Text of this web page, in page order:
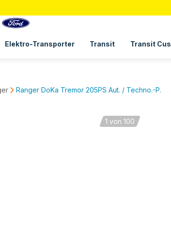
Elektro-Transporter Transit Transit
Ranger DoKa Tremor 205PS Aut. / Techno.-P.
1 von 100